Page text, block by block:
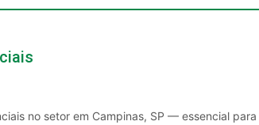
no setor em Campinas, SP — essencial para